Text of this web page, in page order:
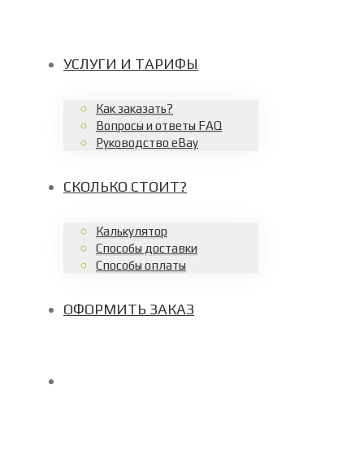
УСЛУГИ И ТАРИФЫ
Как заказать?
Вопросы и ответы FAQ
Руководство eBay
СКОЛЬКО СТОИТ?
Калькулятор
Способы доставки
Способы оплаты
ОФОРМИТЬ ЗАКАЗ